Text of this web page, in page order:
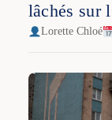
lâchés sur
Lorette Chloé